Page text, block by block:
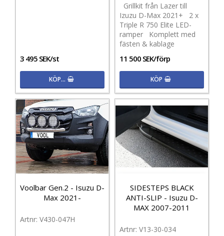
3 495 SEK/st
KÖP…
Grillkit från Lazer till
Izuzu D-Max 2021+ 2 x
Triple R 750 Elite LED-
ramper Komplett med
fästen & kablage
11 500 SEK/förp
KÖP
Voolbar Gen.2 - Isuzu D-
Max 2021-
V430-047H
SIDESTEPS BLACK
ANTI-SLIP - Isuzu D-
MAX 2007-2011
V13-30-034